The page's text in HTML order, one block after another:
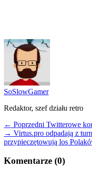
SoSlowGamer
Redaktor, szef działu retro
← Poprzedni Twitterowe
→ Virtus.pro odpadają z
przypieczętowują los
Komentarze (0)